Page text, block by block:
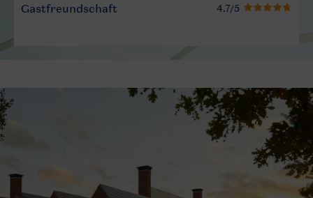
Gastfreundschaft